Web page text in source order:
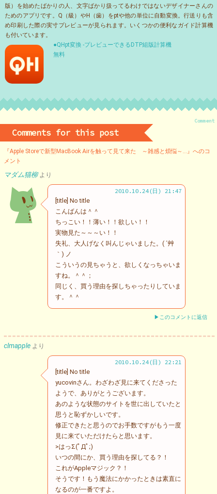
版）を始めたばかりの人、文字ばかり扱ってるわけではないデザイナーさんの
ためのアプリです。Q（級）やH（歯）をptや他の単位に自動変換。行送りも含
め印刷した際の実寸プレビューが見られます。いくつかの便利なガイド計算機
も付いています。
●QHpt変換 -プレビューできるDTP組版計算機
無料
Comment
Comments for this post
『Apple Storeで新型MacBook Airを触って見て来た ～雑感と煩悩～…』へのコ
メント
マダム猫柳 より
2010.10.24(日) 21:47
[title] No title
こんばんは＾＾
ちっこい！！薄い！！欲しい！！
実物見た～～～い！！
失礼、大人げなく叫んじゃいました。( ´艸
｀) ノ
こういうの見ちゃうと、欲しくなっちゃいま
すね。＾＾；
同じく、買う理由を探しちゃったりしていま
す。＾＾
▶このコメントに返信
clmapple より
2010.10.24(日) 22:21
[title] No title
yucovinさん。わざわざ見に来てくださった
ようで、ありがとうございます。
あのような状態のサイトを世に出していたと
思うと恥ずかしいです。
修正できたと思うのでお手数ですがもう一度
見に来ていただけたらと思います。
>はっΣ(ﾟДﾟ;)
いつの間にか、買う理由を探してる？！
これがAppleマジック？！
そうです！もう魔法にかかったときは素直に
なるのが一番ですよ。